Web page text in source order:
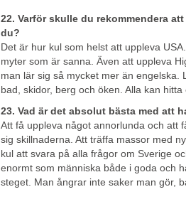
22. Varför skulle du rekommendera
du?
Det är hur kul som helst att uppleva
myter som är sanna. Även att uppleva
man lär sig så mycket mer än engelska.
bad, skidor, berg och öken. Alla kan
23. Vad är det absolut bästa med att
Att få uppleva något annorlunda och att
sig skillnaderna. Att träffa massor med
kul att svara på alla frågor om Sverige
enormt som människa både i goda och
steget. Man ångrar inte saker man gör,